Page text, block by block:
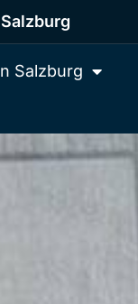
Salzburg